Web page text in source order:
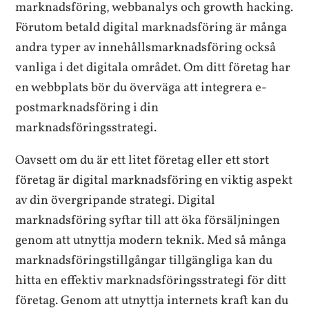
marknadsföring, webbanalys och growth hacking.
Förutom betald digital marknadsföring är många
andra typer av innehållsmarknadsföring också
vanliga i det digitala området. Om ditt företag har
en webbplats bör du överväga att integrera e-
postmarknadsföring i din
marknadsföringsstrategi.
Oavsett om du är ett litet företag eller ett stort
företag är digital marknadsföring en viktig aspekt
av din övergripande strategi. Digital
marknadsföring syftar till att öka försäljningen
genom att utnyttja modern teknik. Med så många
marknadsföringstillgångar tillgängliga kan du
hitta en effektiv marknadsföringsstrategi för ditt
företag. Genom att utnyttja internets kraft kan du